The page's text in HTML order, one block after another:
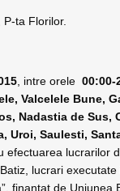
ta Florilor.
, intre orele00:00-
Valcelele Bune,
Nadastia de Sus,
Uroi, Saulesti,
efectuarea lucrarilor
lucrari
finantat de